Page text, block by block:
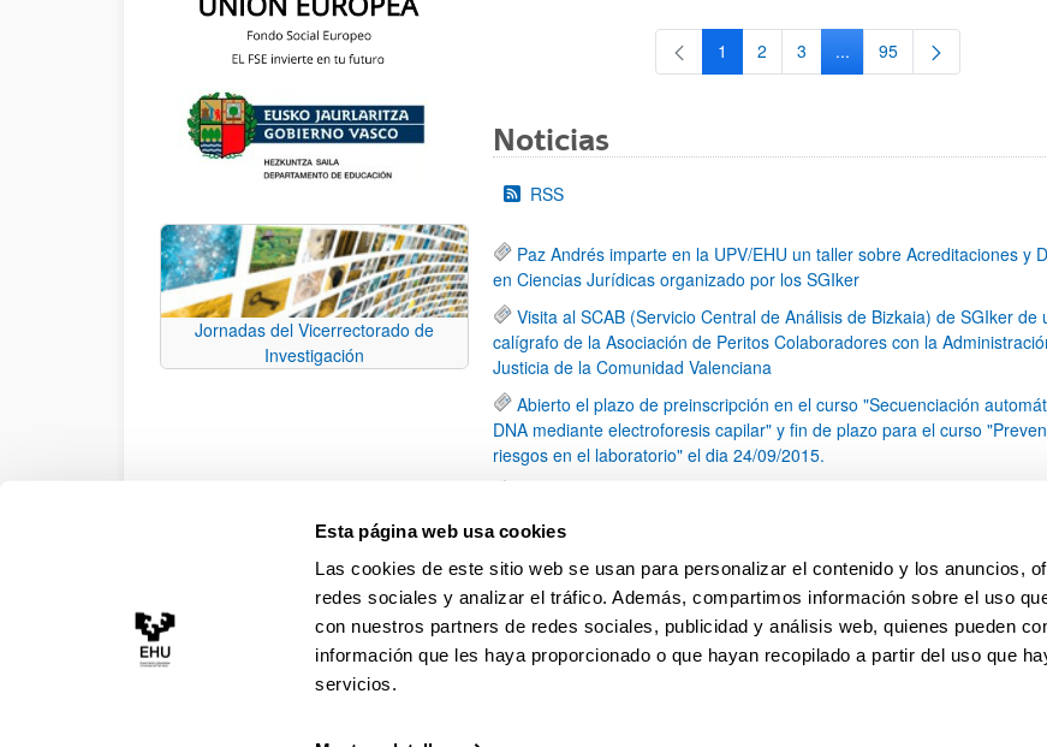
Esta página web usa cookies
Las cookies de este sitio web se usan para personalizar el contenido y los anuncios,
redes sociales y analizar el tráfico. Además, compartimos información sobre el uso
con nuestros partners de redes sociales, publicidad y análisis web, quienes pueden
información que les haya proporcionado o que hayan recopilado a partir del uso que
servicios.
Jornadas del Vicerrectorado de
Investigación
Página
1 Página
2 Página
3 ...Páginas intermedias Use
Página
95
Noticias
RSS
Paz Andrés imparte en la UPV/EHU un taller sobre Acreditaciones y
en Ciencias Jurídicas organizado por los SGIker
Visita al SCAB (Servicio Central de Análisis de Bizkaia) de SGIker de
calígrafo de la Asociación de Peritos Colaboradores con la
Justicia de la Comunidad Valenciana
Abierto el plazo de preinscripción en el curso "Secuenciación
DNA mediante electroforesis capilar" y fin de plazo para el curso
riesgos en el laboratorio" el dia 24/09/2015.
Central de Análisis de Araba) de los SGIker
Página
1 ...Páginas intermedias Use TAB para
Página
36 Página
37 Página
38 ...PáginasPágina
79